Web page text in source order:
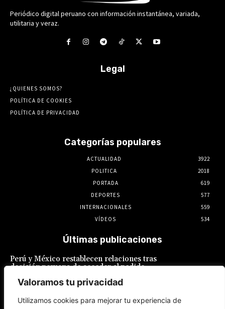
Valoramos tu privacidad
Utilizamos cookies para mejorar tu experiencia de
Periódico digital peruano con información instantánea, variada,
utilitaria y veraz.
Legal
¿QUIENES SOMOS?
POLÍTICA DE COOKIES
POLÍTICA DE PRIVACIDAD
Categorías populares
ACTUALIDAD
3922
POLITICA
2018
PORTADA
619
DEPORTES
577
INTERNACIONALES
559
VÍDEOS
534
Últimas publicaciones
Perú y México restablecen relaciones tras
decisión peruana de acceder al pedido
Bettsy Chávez